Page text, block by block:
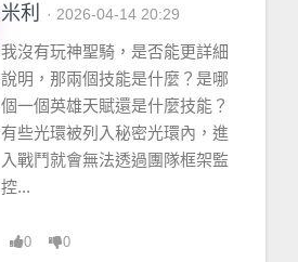
米利 · 2026-04-14 20:29
我沒有玩神聖騎，是否能更詳細
說明，那兩個技能是什麼？是哪
個一個英雄天賦還是什麼技能？
有些光環被列入秘密光環內，進
入戰鬥就會無法透過團隊框架監
控...
0 0